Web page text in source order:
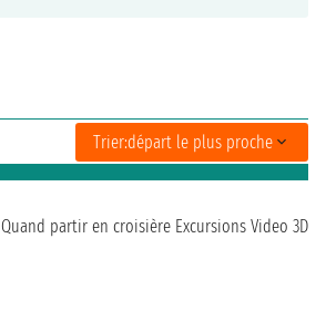
Trier:départ le plus proche
Quand partir en croisière Excursions Video 3D